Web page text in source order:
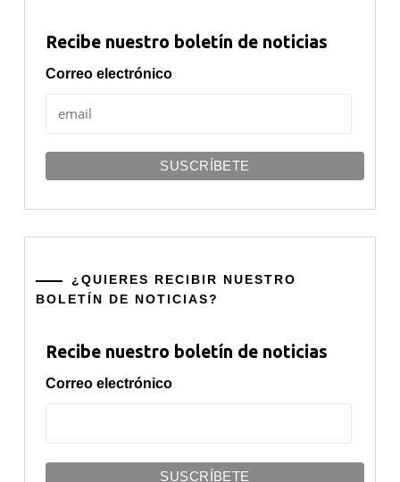
Recibe nuestro boletín de noticias
Correo electrónico
¿QUIERES RECIBIR NUESTRO
BOLETÍN DE NOTICIAS?
Recibe nuestro boletín de noticias
Correo electrónico